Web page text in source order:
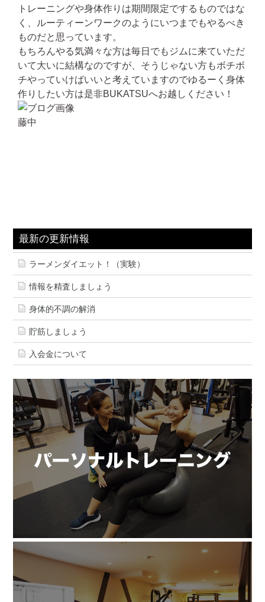
トレーニングや身体作りは期間限定でするものではな
く、ルーティーンワークのようにいつまでもやるべき
ものだと思っています。
もちろんやる気満々な方は毎日でもジムに来ていただ
いて大いに結構なのですが、そうじゃない方もボチボ
チやっていけばいいと考えていますのでゆるーく身体
作りしたい方は是非BUKATSUへお越しください！
藤中
最新の更新情報
ラーメンダイエット！（実験）
情報を精査しましょう
身体的不調の解消
貯筋しましょう
入会金について